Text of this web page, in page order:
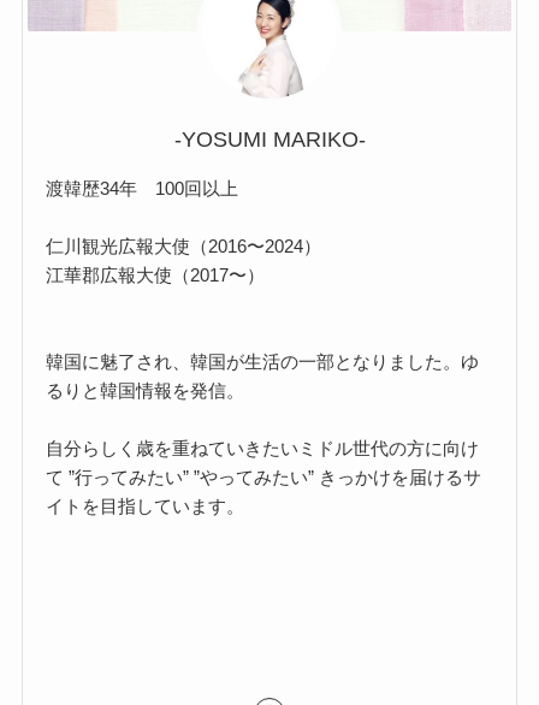
-YOSUMI MARIKO-
渡韓歴34年 100回以上
仁川観光広報大使（2016〜2024）
江華郡広報大使（2017〜）
韓国に魅了され、韓国が生活の一部となりました。ゆ
るりと韓国情報を発信。
自分らしく歳を重ねていきたいミドル世代の方に向け
て ”行ってみたい” ”やってみたい” きっかけを届けるサ
イトを目指しています。